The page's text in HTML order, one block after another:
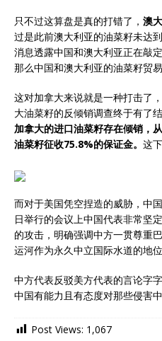
只不过这算盘是真的打错了， 澳
过是此前澳大利亚的油菜籽未达
消息透露中国和澳大利亚正在敲
那么中国和澳大利亚的油菜籽贸
这对加拿大来说就是一种打击了
大油菜籽的反倾销调查终于有了
加拿大的进口油菜籽存在倾销，
油菜籽征收75.8%的保证金。 这
而对于美国凭空捏造的威胁，中
日举行的会议上中国代表非常坚
的攻击，明确强调中方一贯尊重
运河作为永久中立国际水道的地位
中方代表反驳美方代表的言论字
中国有能力且有态度对那些侵害
Post Views: 1,067